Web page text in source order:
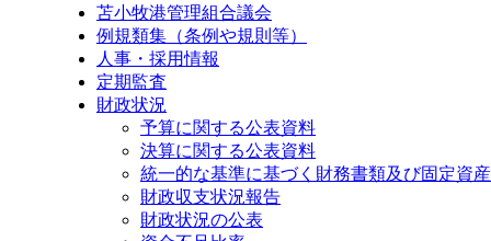
苫小牧港管理組合議会
例規類集（条例や規則等）
人事・採用情報
定期監査
財政状況
予算に関する公表資料
決算に関する公表資料
統一的な基準に基づく財務書類及び固定資
財政収支状況報告
財政状況の公表